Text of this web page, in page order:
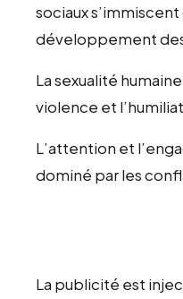
sociaux
développement
La sexualité
violence et
L’attention et
dominé par les
La publicité est